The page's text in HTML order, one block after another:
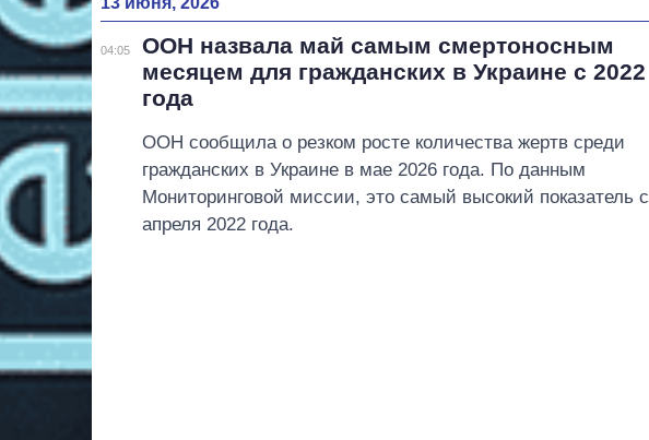
04:05
ООН назвала май самым смертоносным
месяцем для гражданских в Украине с 2022
года
ООН сообщила о резком росте количества жертв среди
гражданских в Украине в мае 2026 года. По данным
Мониторинговой миссии, это самый высокий показатель с
апреля 2022 года.